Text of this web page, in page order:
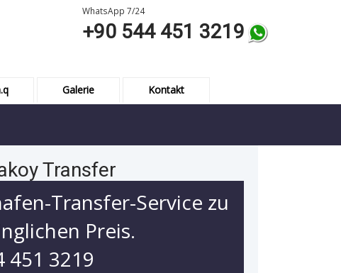
WhatsApp 7/24
+90 544 451 3219
Galerie Kontakt
Transfer
Transfer-Service zu
Preis.
451 3219